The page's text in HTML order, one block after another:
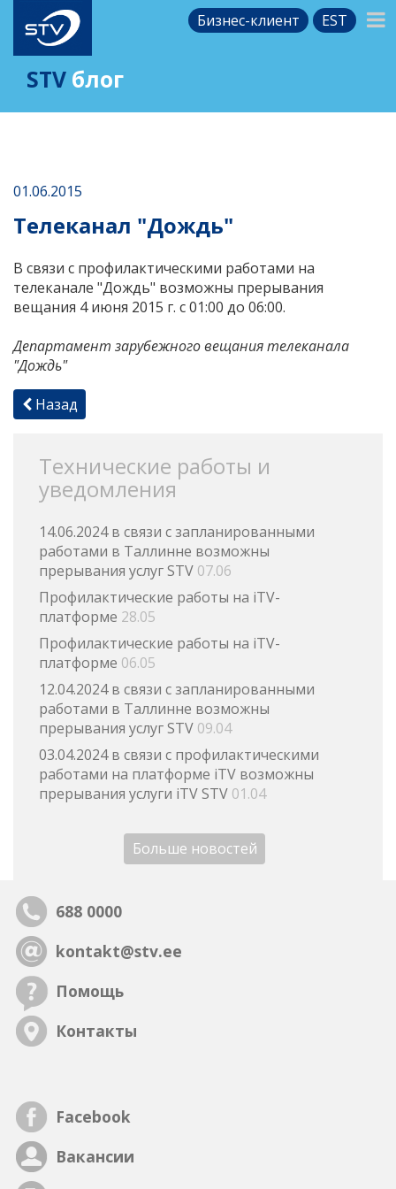
Бизнес-клиент EST
STV блог
01.06.2015
Телеканал "Дождь"
В связи с профилактическими работами на
телеканале "Дождь" возможны прерывания
вещания 4 июня 2015 г. с 01:00 до 06:00.
Департамент зарубежного вещания телеканала
"Дождь"
Назад
Технические работы и
уведомления
14.06.2024 в связи с запланированными
работами в Таллинне возможны
прерывания услуг STV 07.06
Профилактические работы на iTV-
платформе 28.05
Профилактические работы на iTV-
платформе 06.05
12.04.2024 в связи с запланированными
работами в Таллинне возможны
прерывания услуг STV 09.04
03.04.2024 в связи с профилактическими
работами на платформе iTV возможны
прерывания услуги iTV STV 01.04
Больше новостей
688 0000
kontakt@stv.ee
Помощь
Контакты
Facebook
Вакансии